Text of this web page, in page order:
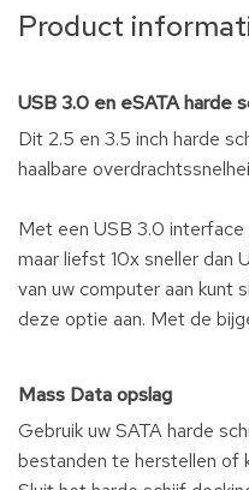
Product
USB 3.0 en eSATA harde
Dit 2.5 en 3.5 inch harde
haalbare
Met een USB 3.0
maar liefst 10x sneller dan
van uw computer aan kunt
deze optie aan. Met de
Mass Data opslag
Gebruik uw SATA harde
bestanden te herstellen of